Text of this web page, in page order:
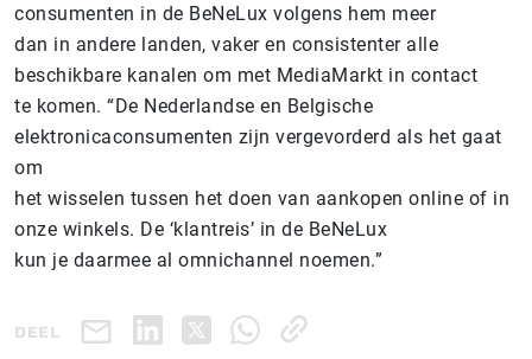
consumenten in de BeNeLux volgens hem meer
dan in andere landen, vaker en consistenter alle
beschikbare kanalen om met MediaMarkt in contact
te komen. “De Nederlandse en Belgische
elektronicaconsumenten zijn vergevorderd als het gaat
om
het wisselen tussen het doen van aankopen online of in
onze winkels. De ‘klantreis’ in de BeNeLux
kun je daarmee al omnichannel noemen.”
DEEL